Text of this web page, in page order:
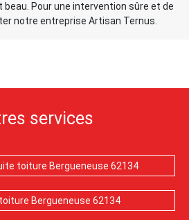
Pour une intervention sûre et de
notre entreprise Artisan Ternus.
services
toiture Bergueneuse 62134
Bergueneuse 62134